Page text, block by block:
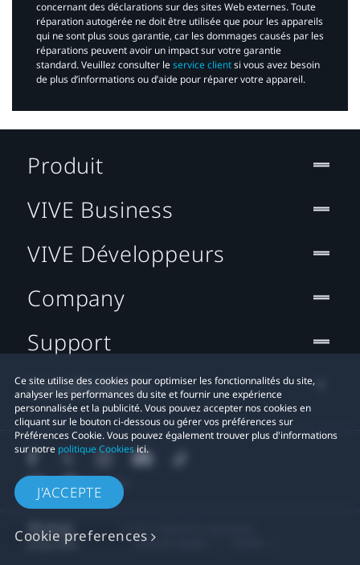
concernant des déclarations sur des sites Web externes. Toute
réparation autogérée ne doit être utilisée que pour les appareils
qui ne sont plus sous garantie, car les dommages causés par les
réparations peuvent avoir un impact sur votre garantie
standard. Veuillez consulter leservice clientsi vous avez besoin
de plus d’informations ou d’aide pour réparer votre appareil.​
Ce site utilise des cookies pour optimiser les fonctionnalités du site,
analyser les performances du site et fournir une expérience
personnalisée et la publicité. Vous pouvez accepter nos cookies en
cliquant sur le bouton ci-dessous ou gérer vos préférences sur
Préférences Cookie. Vous pouvez également trouver plus d'informations
sur notre politique Cookiesici.
J'ACCEPTE
Cookie preferences
Produit
VIVE Business
VIVE Développeurs
Company
Support
Localisation
Mentions Légales